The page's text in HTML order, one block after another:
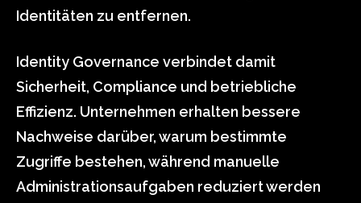
Identitäten zu entfernen.
Identity Governance verbindet damit
Sicherheit, Compliance und betriebliche
Effizienz. Unternehmen erhalten bessere
Nachweise darüber, warum bestimmte
Zugriffe bestehen, während manuelle
Administrationsaufgaben reduziert werden